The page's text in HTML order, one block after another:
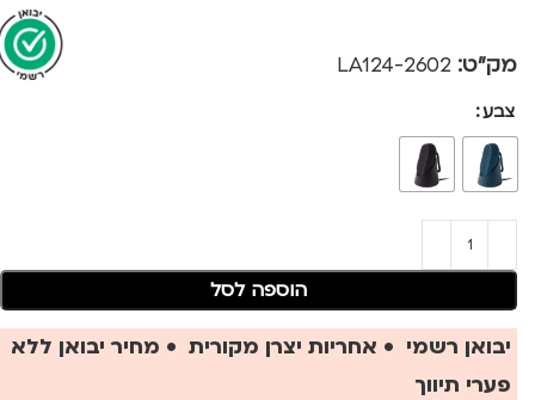
מק"ט: 2602-LA124
צבע
הוספה לסל
יבואן רשמי • אחריות יצרן מקורית • מחיר יבואן ללא
פערי תיווך